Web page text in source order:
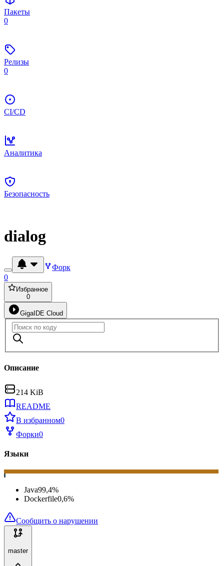
Пакеты
0
Релизы
0
CI/CD
Аналитика
Безопасность
dialog
Форк
0
Избранное
0
GigaIDE Cloud
Описание
214 KiB
README
В избранном0
Форки0
Языки
Java99,4%
Dockerfile0,6%
Сообщить о нарушении
master